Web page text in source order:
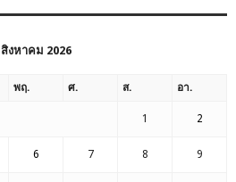
สิงหาคม 2026
พฤ. ศ. ส. อา.
1 2
6 7 8 9